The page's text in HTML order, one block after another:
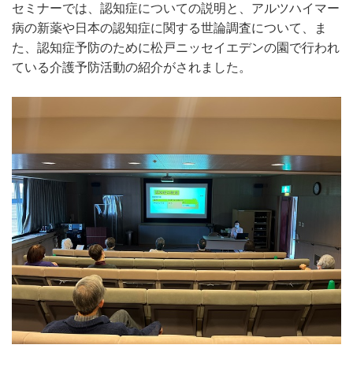
セミナーでは、認知症についての説明と、アルツハイマー
病の新薬や日本の認知症に関する世論調査について、ま
た、認知症予防のために松戸ニッセイエデンの園で行われ
ている介護予防活動の紹介がされました。